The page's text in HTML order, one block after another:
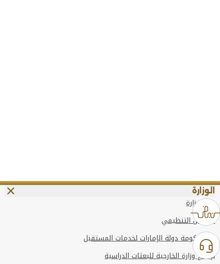
الوزارة
عن الوزارة
الهيكل التنظيمي
وعد حكومة دولة الإمارات لخدمات المستقبل
برنامج وزارة الخارجية للبعثات الدراسية